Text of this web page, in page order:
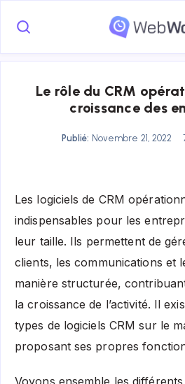
Le rôle du CRM
croissance des
Publié: Novembre 21, 2022
Les logiciels de CRM
indispensables pour les
leur taille. Ils permettent de
clients, les communications et
manière structurée,
la croissance de l’activité. Il
types de logiciels CRM sur le
proposant ses propres